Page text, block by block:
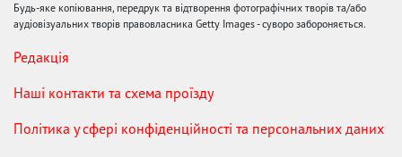
Будь-яке копіювання, передрук та відтворення фотографічних творів та/або
аудіовізуальних творів правовласника Getty Images - суворо забороняється.
Редакція
Наші контакти та схема проїзду
Політика у сфері конфіденційності та персональних даних